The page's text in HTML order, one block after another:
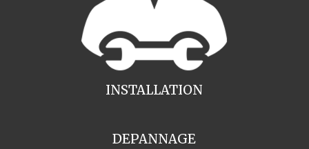
INSTALLATION
DEPANNAGE